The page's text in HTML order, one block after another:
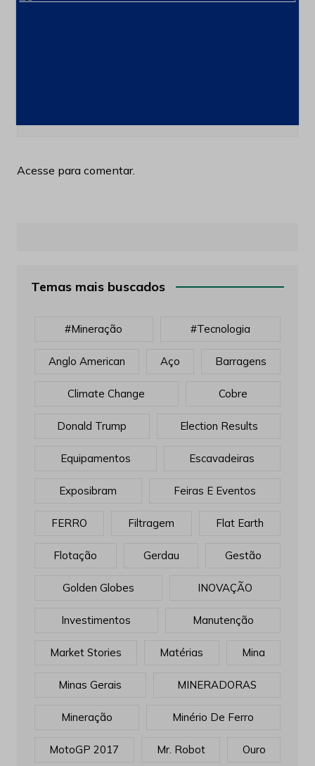
Acesse para comentar.
Temas mais buscados
#mineração #tecnologia
Anglo American Aço Barragens
Climate Change Cobre
Donald Trump Election Results
Equipamentos Escavadeiras
Exposibram Feiras E Eventos
FERRO Filtragem Flat Earth
Flotação Gerdau Gestão
Golden Globes INOVAÇÃO
Investimentos Manutenção
Market Stories Matérias Mina
Minas Gerais MINERADORAS
Mineração Minério De Ferro
MotoGP 2017 Mr. Robot Ouro